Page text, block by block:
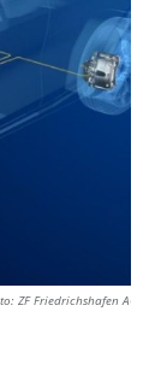
ZF Friedrichshafen AG)